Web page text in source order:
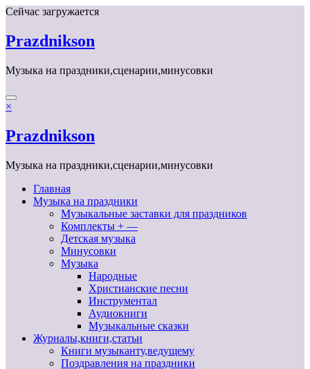
Перейти
содержимому
Сейчас загружается
Prazdnikson
Музыка на праздники,сценарии,минусовки
×
Prazdnikson
Музыка на праздники,сценарии,минусовки
Главная
Музыка на праздники
Музыкальные заставки для праздников
Комплекты + —
Детская музыка
Минусовки
Музыка
Народные
Христианские песни
Инструментал
Аудиокниги
Музыкальные сказки
Журналы,книги,статьи
Книги музыканту,ведущему
Поздравления на праздники